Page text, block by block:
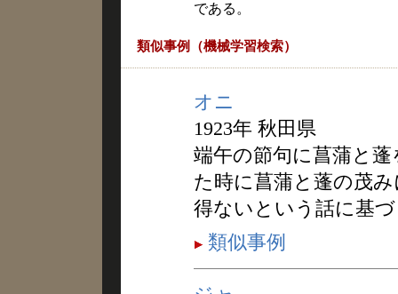
である。
類似事例（機械学習検索）
オニ
1923年 秋田県
端午の節句に菖蒲と
た時に菖蒲と蓬の茂
得ないという話に基
類似事例